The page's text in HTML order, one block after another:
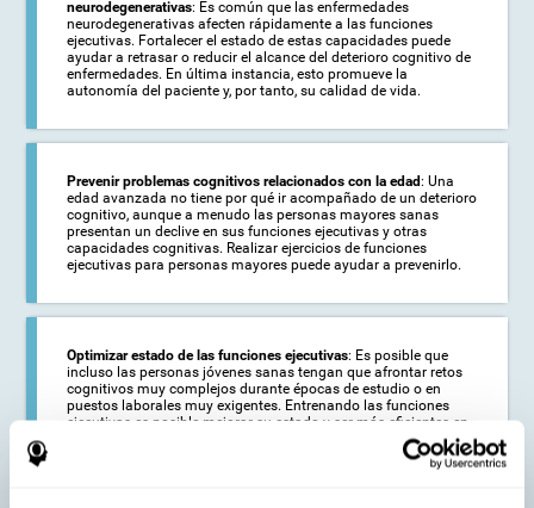
neurodegenerativas: Es común que las enfermedades
neurodegenerativas afecten rápidamente a las funciones
ejecutivas. Fortalecer el estado de estas capacidades puede
ayudar a retrasar o reducir el alcance del deterioro cognitivo de
enfermedades. En última instancia, esto promueve la
autonomía del paciente y, por tanto, su calidad de vida.
Prevenir problemas cognitivos relacionados con la edad: Una
edad avanzada no tiene por qué ir acompañado de un deterioro
cognitivo, aunque a menudo las personas mayores sanas
presentan un declive en sus funciones ejecutivas y otras
capacidades cognitivas. Realizar ejercicios de funciones
ejecutivas para personas mayores puede ayudar a prevenirlo.
Optimizar estado de las funciones ejecutivas: Es posible que
incluso las personas jóvenes sanas tengan que afrontar retos
cognitivos muy complejos durante épocas de estudio o en
puestos laborales muy exigentes. Entrenando las funciones
ejecutivas es posible mejorar su estado y ser más eficientes en